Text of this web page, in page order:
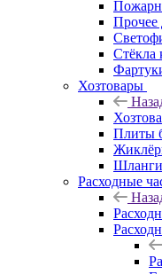
Прочее
Стёкла
Хозтовары
Плиты
Расходные